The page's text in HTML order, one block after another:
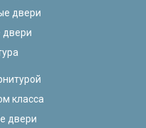
двери
двери
класса
двери